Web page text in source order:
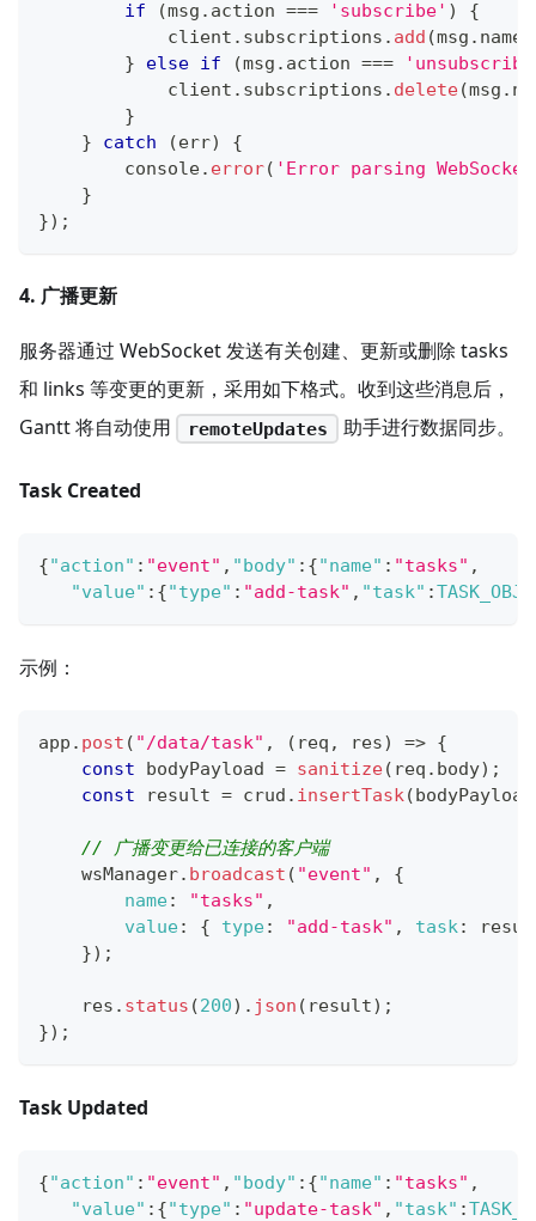
if (msg . action === 'subscribe' )
{
            client
. subscriptions . add (msg . name
}
else if (msg . action ===
            client
. subscriptions . delete(msg .
}
}
catch (err)
{
console. error( 'Error parsing
}
}) ;
4. 广播更新
服务器通过 WebSocket 发送有关创建、更新或删除 tasks
和 links 等变更的更新，采用如下格式。收到这些消息后，
Gantt 将自动使用
remoteUpdates 助手进行数据同步。
Task Created
{"action" : "event" , "body" : {"name" : "tasks" ,
"value" : {"type" : "add-task" , "task" :
示例：
app . post ( "/data/task" , ( req , res) => {
const bodyPayload = sanitize( req . body) ;
const result = crud . insertTask (bodyPayload
// 广播变更给已连接的客户端
    wsManager
. broadcast ( "event" ,
{
name: "tasks" ,
value: { type: "add-task" , task :
}) ;
    res
. status (200) . json ( result) ;
}) ;
Task Updated
{"action" : "event" , "body" : {"name" : "tasks" ,
"value" : {"type" : "update-task" , "task" :